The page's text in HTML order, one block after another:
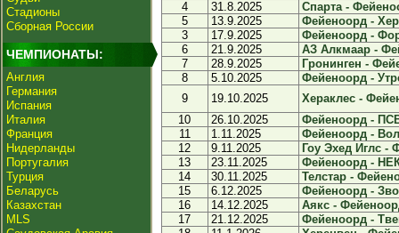
Стадионы
Сборная России
ЧЕМПИОНАТЫ:
Англия
Германия
Испания
Италия
Франция
Нидерланды
Португалия
Турция
Беларусь
Казахстан
MLS
4
31.8.2025
Спарта -
5
13.9.2025
Фейеноорд -
3
17.9.2025
Фейеноорд -
6
21.9.2025
АЗ Алкмаар -
7
28.9.2025
Гронинген -
8
5.10.2025
Фейеноорд -
9
19.10.2025
Хераклес -
10
26.10.2025
Фейеноорд -
11
1.11.2025
Фейеноорд -
12
9.11.2025
Гоу Эхед Иглс -
13
23.11.2025
Фейеноорд -
14
30.11.2025
Телстар -
15
6.12.2025
Фейеноорд -
16
14.12.2025
Аякс -
17
21.12.2025
Фейеноорд -